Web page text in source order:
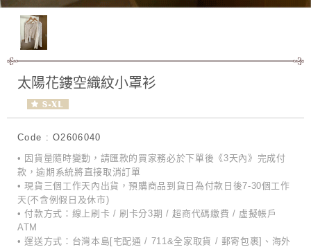
太陽花鏤空織紋小罩衫
Code : O2606040
• 因貨量隨時變動，請匯款的買家務必於下單後《3天內》完成付
款，逾期系統將直接取消訂單
• 現貨三個工作天內出貨，預購商品到貨日為付款日後7-30個工作
天(不含例假日及休市)
• 付款方式：線上刷卡 / 刷卡分3期 / 超商代碼繳費 / 虛擬帳戶
ATM
• 運送方式：台灣本島[宅配通 / 711&全家取貨 / 郵寄包裹]、海外